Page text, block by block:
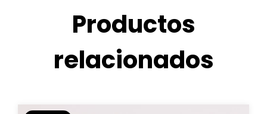
Productos
relacionados